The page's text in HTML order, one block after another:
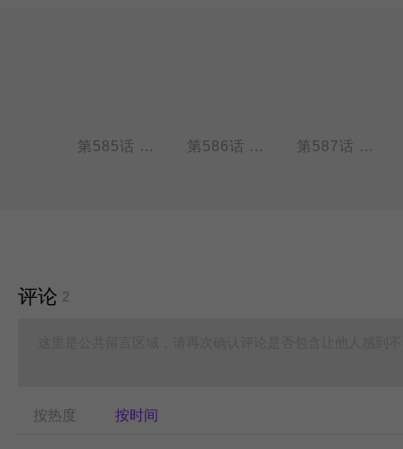
第585话 金榜题名看今朝！ 第586话 小朋友们每天都想过儿童节。 第587话 上课偷吃零食格外香。
评论 2
按热度 按时间